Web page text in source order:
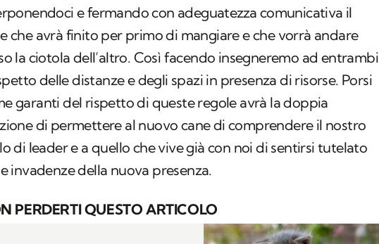
e fermando con adeguatezza comunicativa il
che avrà finito per primo di mangiare e che vorrà andare
la ciotola dell’altro. Così facendo insegneremo ad entrambi
delle distanze e degli spazi in presenza di risorse. Porsi
garanti del rispetto di queste regole avrà la doppia
di permettere al nuovo cane di comprendere il nostro
di leader e a quello che vive già con noi di sentirsi tutelato
invadenze della nuova presenza.
PERDERTI QUESTO ARTICOLO